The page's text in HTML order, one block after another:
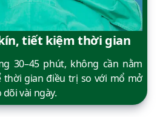
tiết kiệm thời gian
30–45 phút, không cần nằm
thời gian điều trị so với mổ mở
vài ngày.